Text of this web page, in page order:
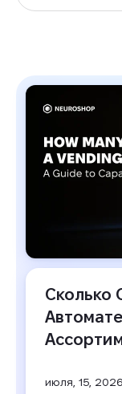
БЛОГ
Сколько
июля, 15, 2026